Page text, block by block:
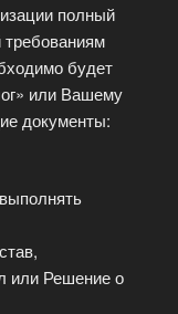
полный
будет
или Вашему
документы:
или Решение о